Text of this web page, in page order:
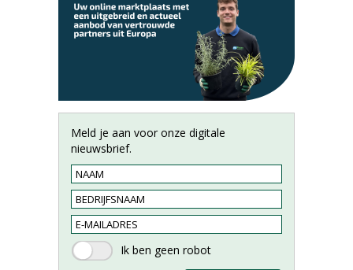
Meld je aan voor onze digitale
nieuwsbrief.